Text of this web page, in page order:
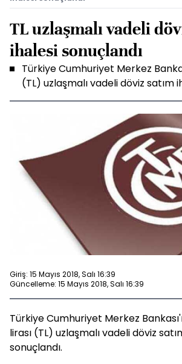
TL uzlaşmalı vadeli
ihalesi sonuçlandı
Türkiye Cumhuriyet Merkez
(TL) uzlaşmalı vadeli döviz satım
Giriş: 15 Mayıs 2018, Salı 16:39
Güncelleme: 15 Mayıs 2018, Salı 16:39
Türkiye Cumhuriyet Merkez
lirası (TL) uzlaşmalı vadeli döviz
sonuçlandı.